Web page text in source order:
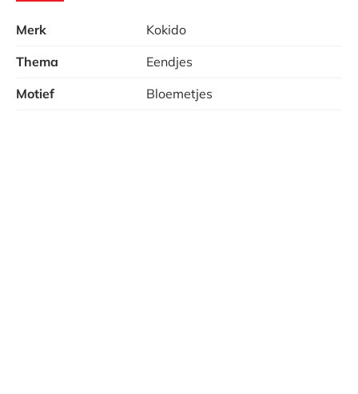
Merk
Kokido
Thema
Eendjes
Motief
Bloemetjes